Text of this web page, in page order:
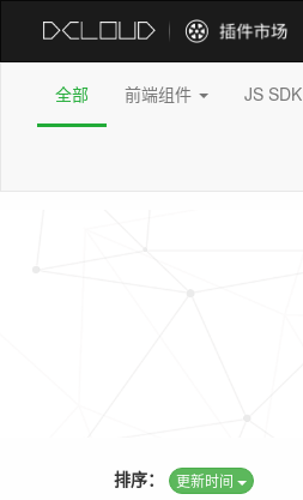
全部 前端组件 JS SDK
排序： 更新时间